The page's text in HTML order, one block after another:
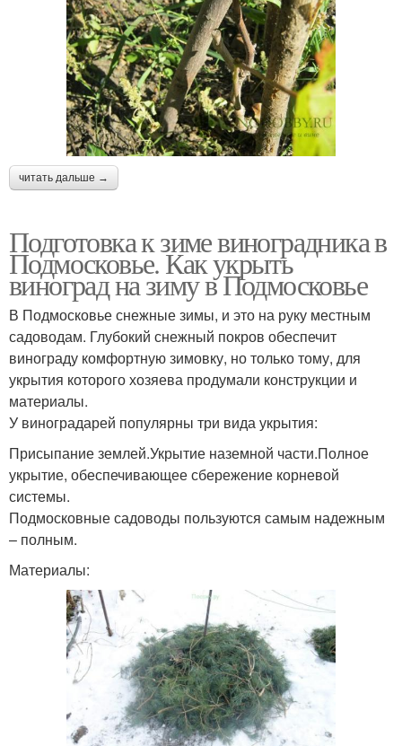
читать дальше →
Подготовка к зиме виноградника в
Подмосковье. Как укрыть
виноград на зиму в Подмосковье
В Подмосковье снежные зимы, и это на руку местным
садоводам. Глубокий снежный покров обеспечит
винограду комфортную зимовку, но только тому, для
укрытия которого хозяева продумали конструкции и
материалы.
У виноградарей популярны три вида укрытия:
Присыпание землей.Укрытие наземной части.Полное
укрытие, обеспечивающее сбережение корневой
системы.
Подмосковные садоводы пользуются самым надежным
– полным.
Материалы: